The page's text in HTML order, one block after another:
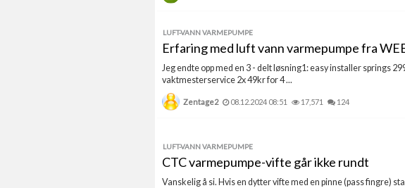
LUFT-VANN VARMEPUMPE
Erfaring med luft vann varmepumpe fra
Jeg endte opp med en 3 - delt løsning1: easy installer springs
vaktmesterservice 2x 49kr for 4 ...
Zentage2 08.12.2024 08:51 17,571 124
LUFT-VANN VARMEPUMPE
CTC varmepumpe-vifte går ikke rundt
Vanskelig å si. Hvis en dytter vifte med en pinne (pass fingre)